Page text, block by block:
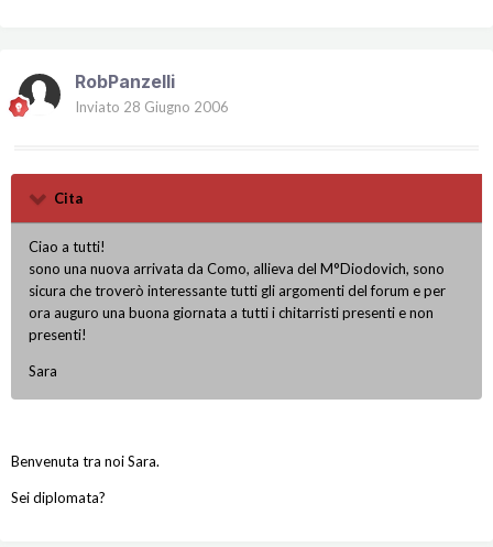
RobPanzelli
Inviato 28 Giugno 2006
Cita
Ciao a tutti!
sono una nuova arrivata da Como, allieva del M°Diodovich, sono
sicura che troverò interessante tutti gli argomenti del forum e per
ora auguro una buona giornata a tutti i chitarristi presenti e non
presenti!
Sara
Benvenuta tra noi Sara.
Sei diplomata?